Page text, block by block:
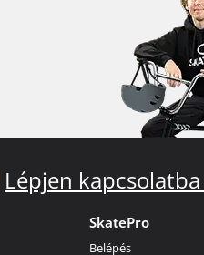
Lépjen
SkatePro
Belépés